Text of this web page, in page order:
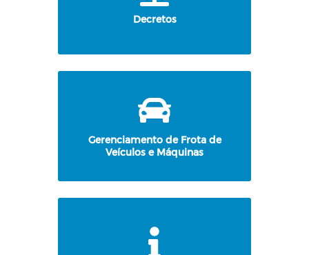
Decretos
Gerenciamento de Frota de
Veículos e Máquinas